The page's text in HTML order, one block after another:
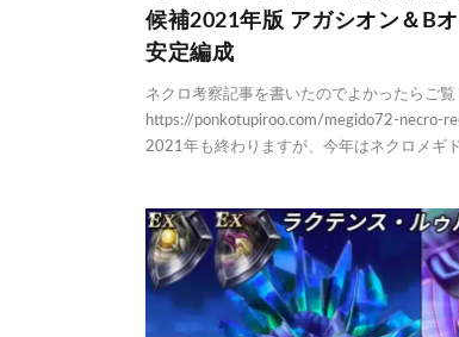
候補2021年版 アガシオン＆B
安定編成
ネクロ考察記事を書いたのでよかったらご
https://ponkotupiroo.com/megido72-necro-
2021年も終わりますが、今年はネクロメギ